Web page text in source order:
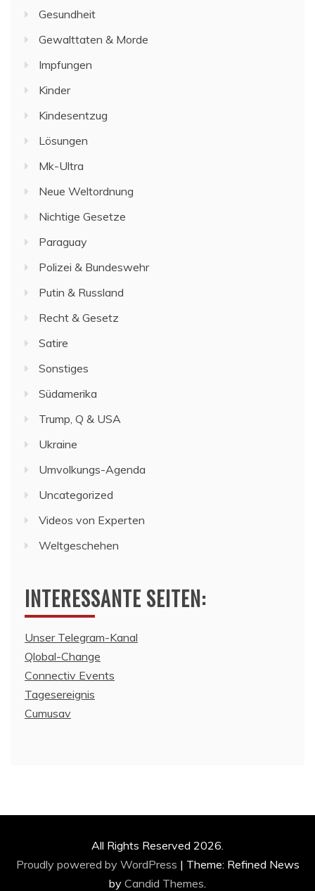
Gesundheit
Gewalttaten & Morde
Impfungen
Kinder
Kindesentzug
Lösungen
Mk-Ultra
Neue Weltordnung
Nichtige Gesetze
Paraguay
Polizei & Bundeswehr
Putin & Russland
Recht & Gesetz
Satire
Sonstiges
Südamerika
Trump, Q & USA
Ukraine
Umvolkungs-Agenda
Uncategorized
Videos von Experten
Weltgeschehen
INTERESSANTE SEITEN:
Unser Telegram-Kanal
Qlobal-Change
Connectiv Events
Tagesereignis
Cumusav
All Rights Reserved 2026.
Proudly powered by WordPress | Theme: Refined News
by Candid Themes